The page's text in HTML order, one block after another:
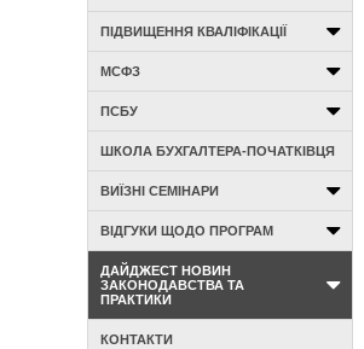
ПІДВИЩЕННЯ КВАЛІФІКАЦІЇ
МСФЗ
ПСБУ
ШКОЛА БУХГАЛТЕРА-ПОЧАТКІВЦЯ
ВИЇЗНІ СЕМІНАРИ
ВІДГУКИ ЩОДО ПРОГРАМ
ДАЙДЖЕСТ НОВИН
ЗАКОНОДАВСТВА ТА
ПРАКТИКИ
КОНТАКТИ